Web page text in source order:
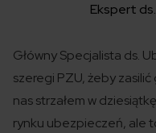
Ekspert
Główny Specjalista ds.
szeregi PZU, żeby
nas strzałem w
rynku ubezpieczeń, ale